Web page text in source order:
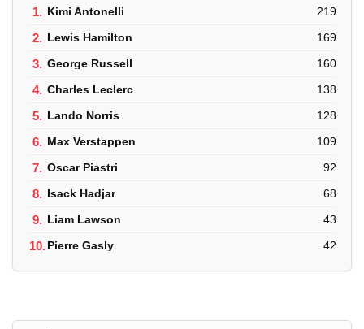
1. Kimi Antonelli 219
2. Lewis Hamilton 169
3. George Russell 160
4. Charles Leclerc 138
5. Lando Norris 128
6. Max Verstappen 109
7. Oscar Piastri 92
8. Isack Hadjar 68
9. Liam Lawson 43
10.Pierre Gasly 42